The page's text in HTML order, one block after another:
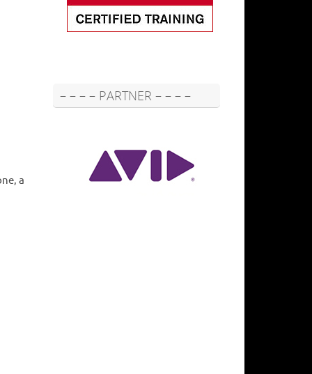
a
– – – – PARTNER – – – –